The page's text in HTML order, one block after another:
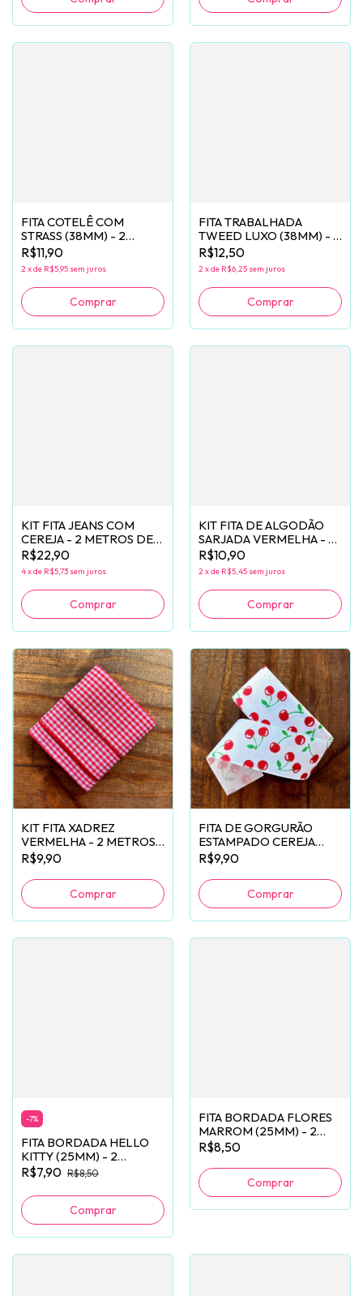
FITA COTELÊ COM
STRASS (38MM) - 2
METROS
R$11,90
2 xde R$5,95 sem juros
Comprar
FITA TRABALHADA
TWEED LUXO (38MM) - 2
METROS
R$12,50
2 xde R$6,25 sem juros
Comprar
KIT FITA JEANS COM
CEREJA - 2 METROS DE
CADA
R$22,90
4xde R$5,73 sem juros
KIT FITA DE ALGODÃO
SARJADA VERMELHA - 2
METROS DE CADA
R$10,90
2 xde R$5,45 sem juros
KIT FITA XADREZ
VERMELHA - 2 METROS
DE CADA
R$9,90
FITA DE GORGURÃO
ESTAMPADO CEREJA
(38MM) - 3 METROS
R$9,90
-7%
FITA BORDADA HELLO
KITTY (25MM) - 2
METROS
R$7,90 R$8,50
FITA BORDADA FLORES
MARROM (25MM) - 2
METROS
R$8,50